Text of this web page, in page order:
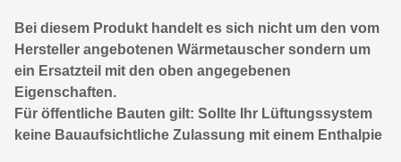
Bei diesem Produkt handelt es sich nicht um den vom
Hersteller angebotenen Wärmetauscher sondern um
ein Ersatzteil mit den oben angegebenen
Eigenschaften.
Für öffentliche Bauten gilt: Sollte Ihr Lüftungssystem
keine Bauaufsichtliche Zulassung mit einem Enthalpie